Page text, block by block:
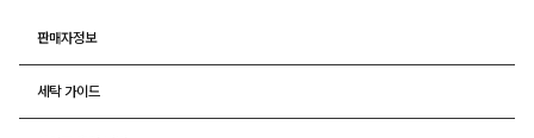
판매자정보
세탁 가이드